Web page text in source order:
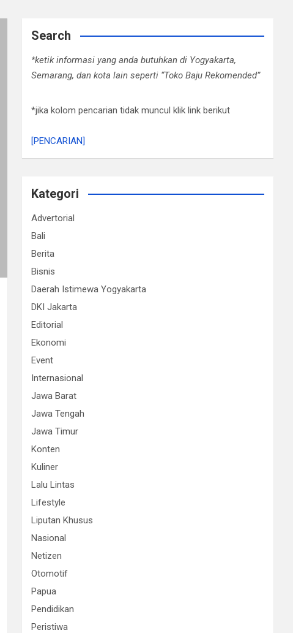
Search
*ketik informasi yang anda butuhkan di Yogyakarta,
Semarang, dan kota lain seperti “Toko Baju Rekomended”
*jika kolom pencarian tidak muncul klik link berikut
[PENCARIAN]
Kategori
Advertorial
Bali
Berita
Bisnis
Daerah Istimewa Yogyakarta
DKI Jakarta
Editorial
Ekonomi
Event
Internasional
Jawa Barat
Jawa Tengah
Jawa Timur
Konten
Kuliner
Lalu Lintas
Lifestyle
Liputan Khusus
Nasional
Netizen
Otomotif
Papua
Pendidikan
Peristiwa